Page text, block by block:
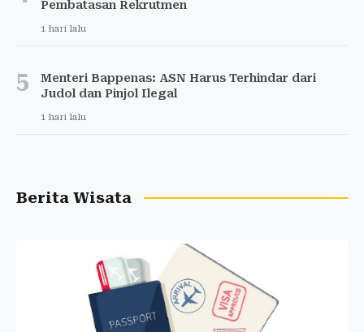
Pembatasan Rekrutmen
1 hari lalu
5
Menteri Bappenas: ASN Harus Terhindar dari
Judol dan Pinjol Ilegal
1 hari lalu
Berita Wisata